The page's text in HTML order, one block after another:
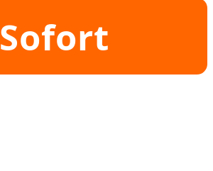
Sofort